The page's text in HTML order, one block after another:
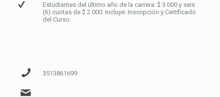
Estudiantes del último año de la carrera: $ 3.000 y seis
(6) cuotas de $ 2.000. Incluye: Inscripción y Certificado
del Curso.
3513861699